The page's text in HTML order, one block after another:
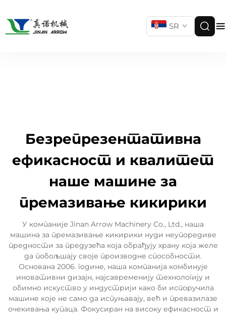
SR
Безрепрезентативна
ефикасност и квалитет
наше машине за
премазивање кикирики
У компаније Jinan Arrow Machinery Co., Ltd., наша
машина за премазивање кикирики нуди неупоредиве
предности за предузећа која обрађују храну која желе
да побољшају своје производне способности.
Основана 2006. године, наша компанија комбинује
иновативни дизајн, најсавременију технологију и
обимно искуство у индустрији како би испоручила
машине које не само да испуњавају, већ и превазилазе
очекивања купаца. Фокусиран на високу ефикасност и